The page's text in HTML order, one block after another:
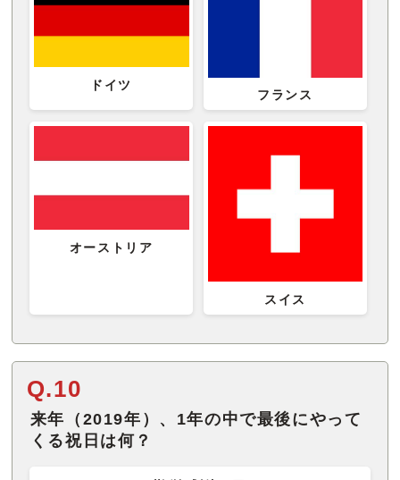
ドイツ
フランス
オーストリア
スイス
Q.10
来年（2019年）、1年の中で最後にやって
くる祝日は何？